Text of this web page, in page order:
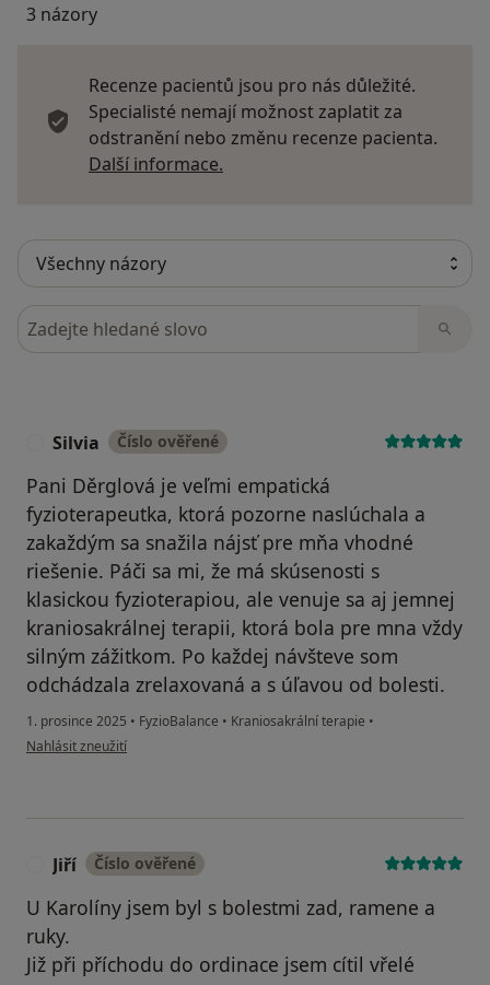
3 názory
Recenze pacientů jsou pro nás důležité.
Specialisté nemají možnost zaplatit za
odstranění nebo změnu recenze pacienta.
Další informace.
Hledejte v názorech
Silvia Číslo ověřené
Pani Děrglová je veľmi empatická
fyzioterapeutka, ktorá pozorne naslúchala a
zakaždým sa snažila nájsť pre mňa vhodné
riešenie. Páči sa mi, že má skúsenosti s
klasickou fyzioterapiou, ale venuje sa aj jemnej
kraniosakrálnej terapii, ktorá bola pre mna vždy
silným zážitkom. Po každej návšteve som
odchádzala zrelaxovaná a s úľavou od bolesti.
1. prosince 2025 • FyzioBalance • Kraniosakrální terapie •
podle názoru uživatele Silvia
Nahlásit zneužití
Jiří Číslo ověřené
U Karolíny jsem byl s bolestmi zad, ramene a
ruky.
Již při příchodu do ordinace jsem cítil vřelé